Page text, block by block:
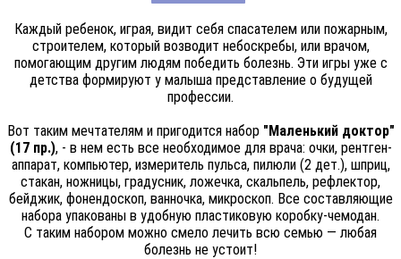
Каждый ребенок, играя, видит себя спасателем или пожарным,
строителем, который возводит небоскребы, или врачом,
помогающим другим людям победить болезнь. Эти игры уже с
детства формируют у малыша представление о будущей
профессии.
Вот таким мечтателям и пригодится набор "Маленький доктор"
(17 пр.), - в нем есть все необходимое для врача: очки, рентген-
аппарат, компьютер, измеритель пульса, пилюли (2 дет.), шприц,
стакан, ножницы, градусник, ложечка, скальпель, рефлектор,
бейджик, фонендоскоп, ванночка, микроскоп. Все составляющие
набора упакованы в удобную пластиковую коробку-чемодан.
С таким набором можно смело лечить всю семью — любая
болезнь не устоит!